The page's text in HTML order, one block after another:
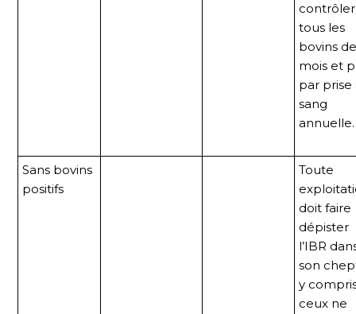
contrôler
tous les
bovins
mois et
par prise
sang
annuelle.
Sans bovins
positifs
Toute
doit faire
dépister
l’IBR
son
y
ceux ne